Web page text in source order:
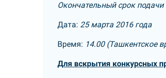
Окончательный срок
Дата: 25 марта 2016 года
Время: 14.00 (Ташкентское
Для вскрытия конкурсных